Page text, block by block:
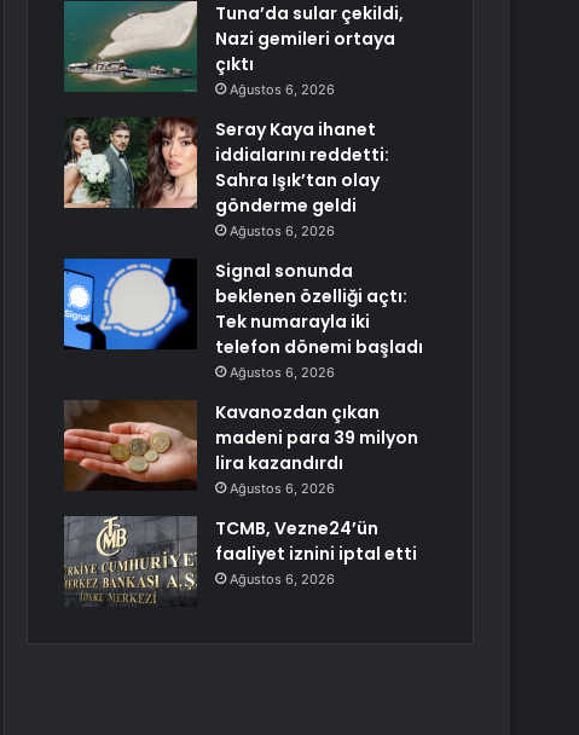
Tuna’da sular çekildi,
Nazi gemileri ortaya
çıktı
Ağustos 6, 2026
Seray Kaya ihanet
iddialarını reddetti:
Sahra Işık’tan olay
gönderme geldi
Ağustos 6, 2026
Signal sonunda
beklenen özelliği açtı:
Tek numarayla iki
telefon dönemi başladı
Ağustos 6, 2026
Kavanozdan çıkan
madeni para 39 milyon
lira kazandırdı
Ağustos 6, 2026
TCMB, Vezne24’ün
faaliyet iznini iptal etti
Ağustos 6, 2026